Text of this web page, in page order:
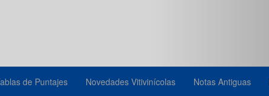
de Puntajes Novedades Vitivinícolas Notas Antiguas